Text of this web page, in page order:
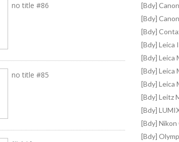
no title #86
no title #85
[Bdy]
[Bdy]
[Bdy]
[Bdy] Leica
[Bdy] Leica
[Bdy] Leica
[Bdy] Leica
[Bdy] Leitz
[Bdy]
[Bdy] Nikon
[Bdy]